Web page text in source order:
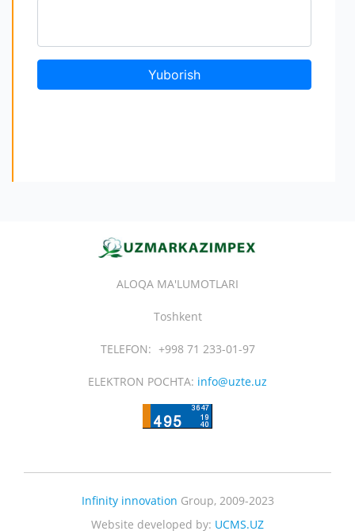
Yuborish
ALOQA MA'LUMOTLARI
Toshkent
TELEFON: +998 71 233-01-97
ELEKTRON POCHTA: info@uzte.uz
Infinity innovation Group, 2009-2023
Website developed by: UCMS.UZ